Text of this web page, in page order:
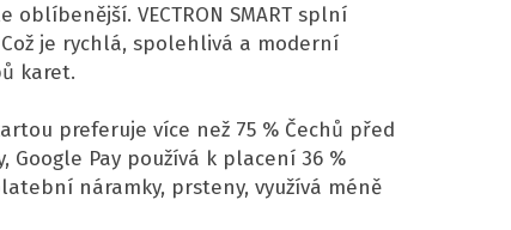
VECTRON SMART splní
je rychlá, spolehlivá a moderní
karet.
preferuje více než 75 % Čechů před
Google Pay používá k placení 36 %
náramky, prsteny, využívá méně